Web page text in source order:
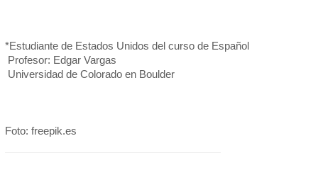
*Estudiante de Estados Unidos del curso de Español
Profesor: Edgar Vargas
Universidad de Colorado en Boulder
Foto: freepik.es